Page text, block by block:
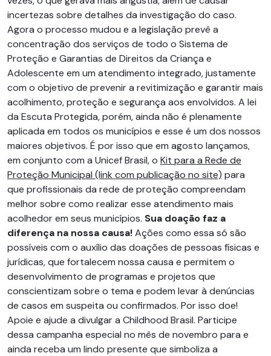
incertezas sobre detalhes da investigação do caso.
Agora o processo mudou e a legislação prevê a
concentração dos serviços de todo o Sistema de
Proteção e Garantias de Direitos da Criança e
Adolescente em um atendimento integrado, justamente
com o objetivo de prevenir a revitimização e garantir mais
acolhimento, proteção e segurança aos envolvidos. A lei
da Escuta Protegida, porém, ainda não é plenamente
aplicada em todos os municípios e esse é um dos nossos
maiores objetivos. É por isso que em agosto lançamos,
em conjunto com a Unicef Brasil, o Kit para a Rede de
Proteção Municipal (link com publicação no site) para
que profissionais da rede de proteção compreendam
melhor sobre como realizar esse atendimento mais
acolhedor em seus municípios. Sua doação faz a
diferença na nossa causa!Ações como essa só são
possíveis com o auxílio das doações de pessoas físicas e
jurídicas, que fortalecem nossa causa e permitem o
desenvolvimento de programas e projetos que
conscientizam sobre o tema e podem levar à denúncias
de casos em suspeita ou confirmados. Por isso doe!
Apoie e ajude a divulgar a Childhood Brasil. Participe
dessa campanha especial no mês de novembro para e
ainda receba um lindo presente que simboliza a